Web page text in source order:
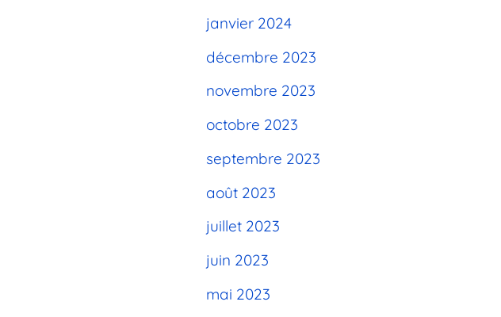
janvier 2024
décembre 2023
novembre 2023
octobre 2023
septembre 2023
août 2023
juillet 2023
juin 2023
mai 2023